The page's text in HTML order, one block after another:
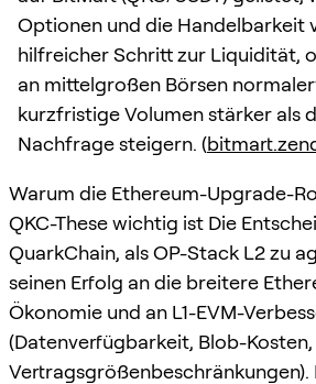
Optionen und die Handelbarkeit
hilfreicher Schritt zur Liquidität,
an mittelgroßen Börsen
kurzfristige Volumen stärker als
Nachfrage steigern. (
Warum die Ethereum-Upgrade-
QKC-These wichtig ist Die
QuarkChain, als OP-Stack L2 zu
seinen Erfolg an die breitere
Ökonomie und an L1-EVM-
(Datenverfügbarkeit, Blob-Kosten,